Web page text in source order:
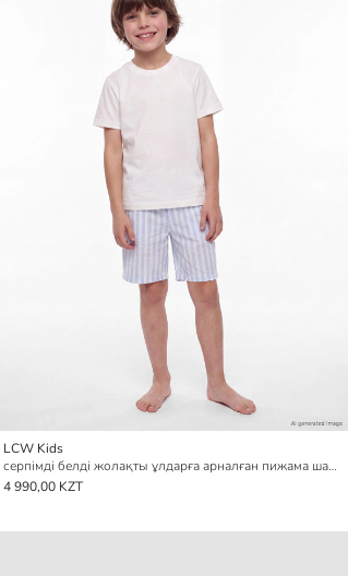
LCW Kids
серпімді белді жолақты ұлдарға арналған пижама шалбарлары
4 990,00 KZT